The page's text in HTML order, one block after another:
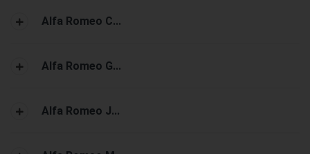
Alfa Romeo C...
Alfa Romeo G...
Alfa Romeo J...